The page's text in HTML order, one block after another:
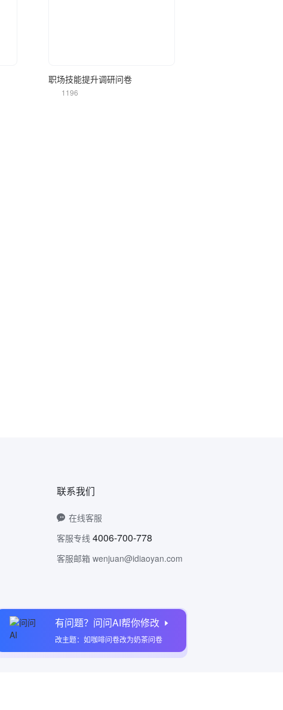
有问题？问问AI帮你修改
改主题：如咖啡问卷改为奶茶问卷
职场技能提升调研问卷
1196
联系我们
在线客服
客服专线 4006-700-778
客服邮箱 wenjuan@idiaoyan.com
问卷网公众号